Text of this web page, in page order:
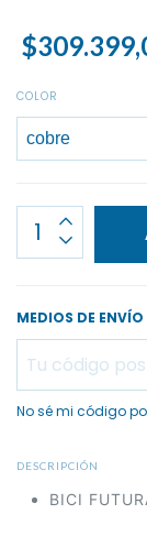
COLOR
MEDIOS DE ENVÍO
No sé mi código
DESCRIPCIÓN
BICI